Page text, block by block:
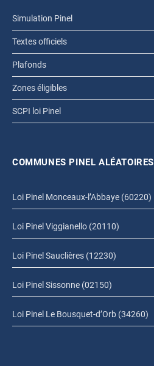
Simulation Pinel
Textes officiels
Plafonds
Zones éligibles
SCPI loi Pinel
COMMUNES PINEL ALÉATOIRES
Loi Pinel Monceaux-l’Abbaye (60220)
Loi Pinel Viggianello (20110)
Loi Pinel Sauclières (12230)
Loi Pinel Sissonne (02150)
Loi Pinel Le Bousquet-d’Orb (34260)